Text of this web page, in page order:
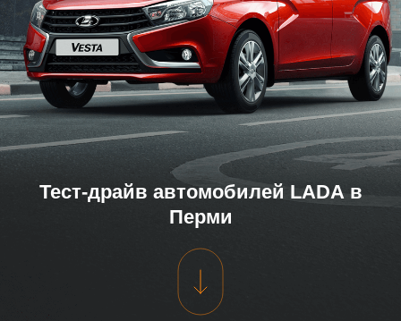
Тест-драйв автомобилей LADA в
Перми